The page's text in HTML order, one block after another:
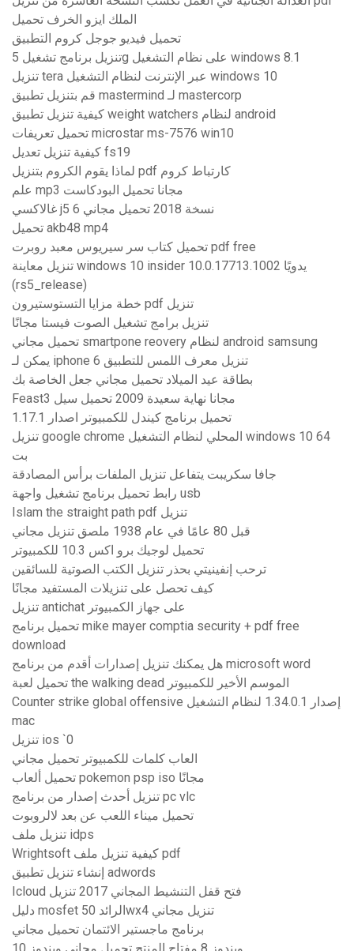
الملك ايزو الخرف تحميل
تحميل فيديو جوجل كروم التطبيق
تنزيل برنامج تشغيل 5g على نظام التشغيل windows 8.1
تنزيل tera عبر الإنترنت لنظام التشغيل windows 10
قم بتنزيل تطبيق mastermind لـ mastercorp
كيفية تنزيل تطبيق weight watchers لنظام android
تحميل تعريفات microstar ms-7576 win10
كيفية تنزيل تعديل fs19
لماذا يقوم الكروم بتنزيل pdf كارتباط كروم
علم mp3 مجانا تحميل البودكاست
غالاكسي j5 6 نسخة 2018 تحميل مجاني
تحميل akb48 mp4
تحميل كتاب سر سيريوس معبد روبرت pdf free
تنزيل معاينة windows 10 insider 10.0.17713.1002 يدويًا
(rs5_release)
خطة مزايا التستوستيرون pdf تنزيل
تنزيل برامج تشغيل الصوت فيستا مجانًا
تحميل مجاني smartpone reovery لنظام android samsung
يمكن لـ iphone 6 تنزيل معرف اللمس للتطبيق
بطاقة عيد الميلاد تحميل مجاني جعل الخاصة بك
Feast3 مجانا نهاية سعيدة 2009 تحميل سيل
تحميل برنامج كيندل للكمبيوتر اصدار 1.17.1
تنزيل google chrome المحلي لنظام التشغيل windows 10 64
بت
جافا سكريبت يتفاعل تنزيل الملفات برأس المصادقة
رابط تحميل برنامج تشغيل واجهة usb
Islam the straight path pdf تنزيل
قبل 80 عامًا في عام 1938 ملصق تنزيل مجاني
تحميل لوجيك برو اكس 10.3 للكمبيوتر
ترحب إنفينيتي بحذر تنزيل الكتب الصوتية للسائقين
كيف تحصل على تنزيلات المستفيد مجانًا
تنزيل antichat على جهاز الكمبيوتر
تحميل برنامج mike mayer comptia security + pdf free
download
هل يمكنك تنزيل إصدارات أقدم من برنامج microsoft word
تحميل لعبة the walking dead الموسم الأخير للكمبيوتر
Counter strike global offensive إصدار 1.34.0.1 لنظام التشغيل
mac
تنزيل ios `0
العاب كلمات للكمبيوتر تحميل مجاني
تحميل ألعاب pokemon psp iso مجانًا
تنزيل أحدث إصدار من برنامج pc vlc
تحميل ميناء اللعب عن بعد لالروبوت
تنزيل ملف idps
Wrightsoft كيفية تنزيل ملف pdf
إنشاء تنزيل تطبيق adwords
Icloud فتح قفل التنشيط المجاني 2017 تنزيل
دليل mosfet الرائد 50wx4 تنزيل مجاني
برنامج ماجستير الائتمان تحميل مجاني